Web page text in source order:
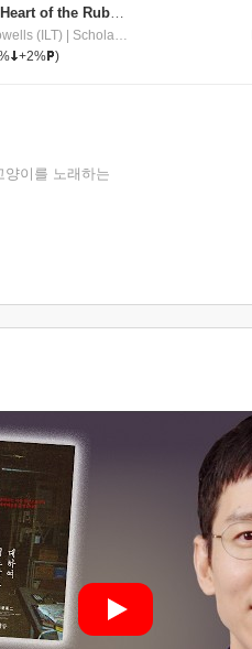
Dragon Masters #32 : Heart of the Ruby Dragon (A Branches Book)
(ILT)
Scholastic Inc
+2% )
이를 노래하는